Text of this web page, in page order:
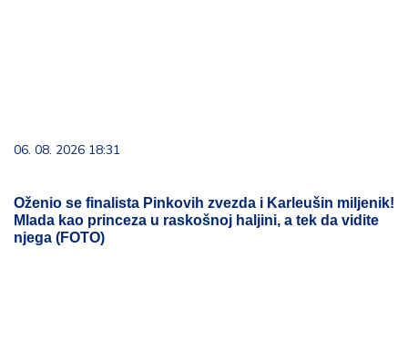
06. 08. 2026 18:31
Oženio se finalista Pinkovih zvezda i Karleušin miljenik!
Mlada kao princeza u raskošnoj haljini, a tek da vidite
njega (FOTO)